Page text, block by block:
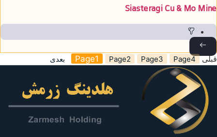
Siasteragi Cu & Mo
Page Page2 Page3 Page4 بعدی